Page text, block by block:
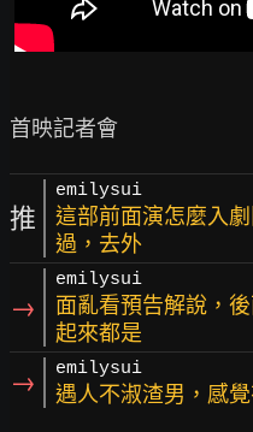
推
emilysui
這部前面演怎麼入
過，去外
→
emilysui
面亂看預告解說，
起來都是
→ emilysui
遇人不淑渣男，感覺